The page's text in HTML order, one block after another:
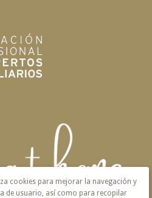
cookies para mejorar la navegación y
de usuario, así como para recopilar